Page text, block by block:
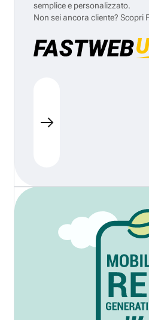
semplice e personalizzato.
Non sei ancora cliente? Scopri